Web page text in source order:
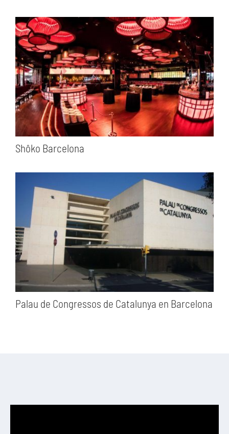
Shôko Barcelona
Palau de Congressos de Catalunya en Barcelona